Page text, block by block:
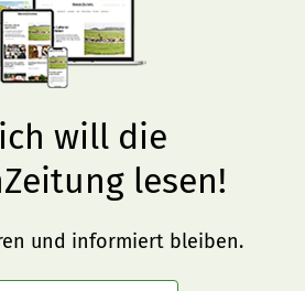
ich will die
lesen!
und informiert bleiben.